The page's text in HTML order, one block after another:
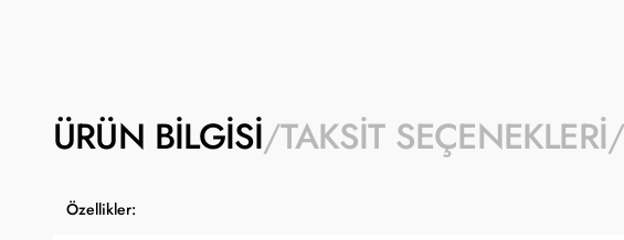
ÜRÜN BILGISI TAKSIT SEÇENEKLERI
Özellikler: